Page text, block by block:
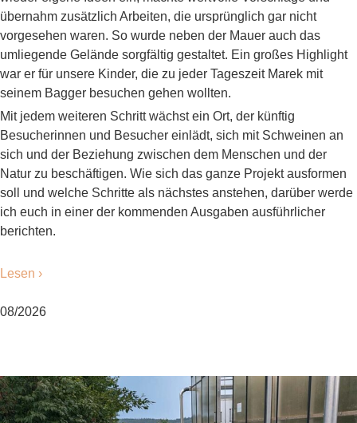
übernahm zusätzlich Arbeiten, die ursprünglich gar nicht
vorgesehen waren. So wurde neben der Mauer auch das
umliegende Gelände sorgfältig gestaltet. Ein großes Highlight
war er für unsere Kinder, die zu jeder Tageszeit Marek mit
seinem Bagger besuchen gehen wollten.
Mit jedem weiteren Schritt wächst ein Ort, der künftig
Besucherinnen und Besucher einlädt, sich mit Schweinen an
sich und der Beziehung zwischen dem Menschen und der
Natur zu beschäftigen. Wie sich das ganze Projekt ausformen
soll und welche Schritte als nächstes anstehen, darüber werde
ich euch in einer der kommenden Ausgaben ausführlicher
berichten.
Lesen ›
08/2026